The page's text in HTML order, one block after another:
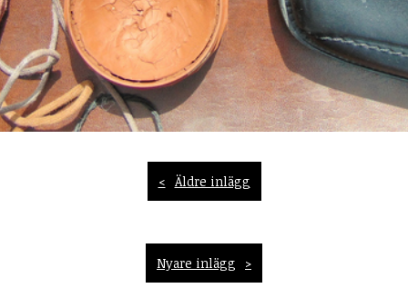
InläggsnavigeringÄldre inlägg
Nyare inlägg